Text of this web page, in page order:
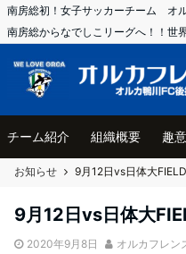
南房総初！女子サッカーチーム オ
南房総からなでしこリーグへ！！世
チーム紹介 組織概要 趣
お知らせ 9月12日vs日体大
9月12日vs日体大
2020年9月8日 オルカフレン